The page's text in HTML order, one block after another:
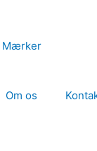
Mærker
Om os